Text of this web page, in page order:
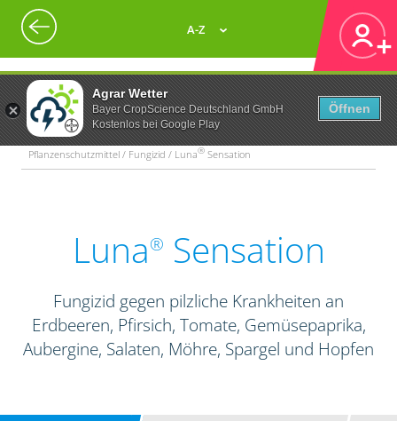
Agrar Wetter
Bayer CropScience Deutschland GmbH
Kostenlos bei Google Play
Öffnen
A-Z
Pflanzenschutzmittel / Fungizid / Luna® Sensation
Luna® Sensation
Fungizid gegen pilzliche Krankheiten an
Erdbeeren, Pfirsich, Tomate, Gemüsepaprika,
Aubergine, Salaten, Möhre, Spargel und Hopfen